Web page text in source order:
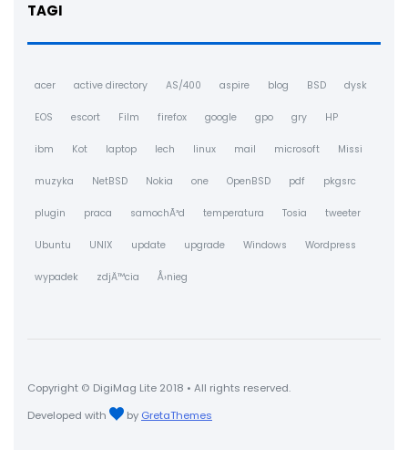
TAGI
acer active directory AS/400 aspire blog BSD dysk
EOS escort Film firefox google gpo gry HP
ibm Kot laptop lech linux mail microsoft Missi
muzyka NetBSD Nokia one OpenBSD pdf pkgsrc
plugin praca samochÃ³d temperatura Tosia tweeter
Ubuntu UNIX update upgrade Windows Wordpress
wypadek zdjÄ™cia Å›nieg
Copyright © DigiMag Lite 2018 • All rights reserved.
Developed with
by GretaThemes